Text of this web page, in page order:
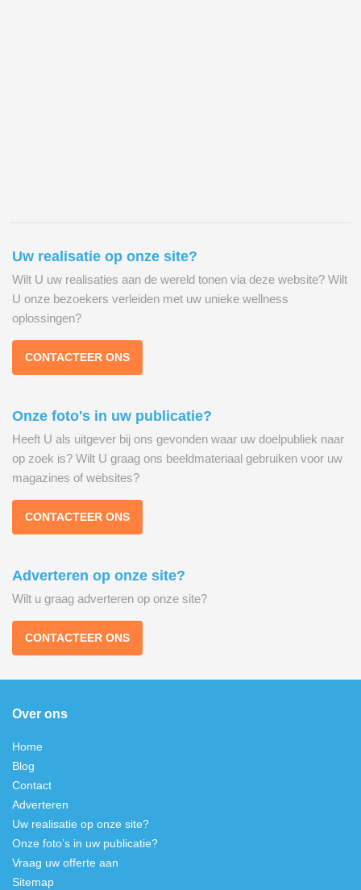
Uw realisatie op onze site?
Wilt U uw realisaties aan de wereld tonen via deze website? Wilt
U onze bezoekers verleiden met uw unieke wellness
oplossingen?
CONTACTEER ONS
Onze foto's in uw publicatie?
Heeft U als uitgever bij ons gevonden waar uw doelpubliek naar
op zoek is? Wilt U graag ons beeldmateriaal gebruiken voor uw
magazines of websites?
CONTACTEER ONS
Adverteren op onze site?
Wilt u graag adverteren op onze site?
CONTACTEER ONS
Over ons
Home
Blog
Contact
Adverteren
Uw realisatie op onze site?
Onze foto’s in uw publicatie?
Vraag uw offerte aan
Sitemap